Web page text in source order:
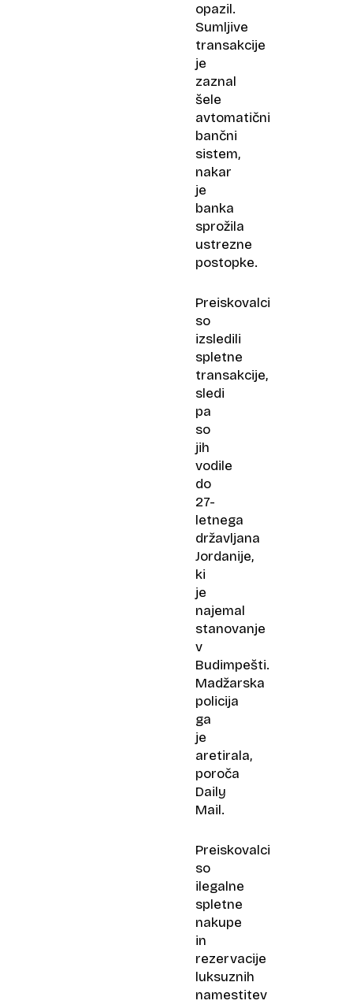
opazil.
Sumljive
transakcije
je
zaznal
šele
avtomatični
bančni
sistem,
nakar
je
banka
sprožila
ustrezne
postopke.
Preiskovalci
so
izsledili
spletne
transakcije,
sledi
pa
so
jih
vodile
do
27-
letnega
državljana
Jordanije,
ki
je
najemal
stanovanje
v
Budimpešti.
Madžarska
policija
ga
je
aretirala,
poroča
Daily
Mail.
Preiskovalci
so
ilegalne
spletne
nakupe
in
rezervacije
luksuznih
namestitev